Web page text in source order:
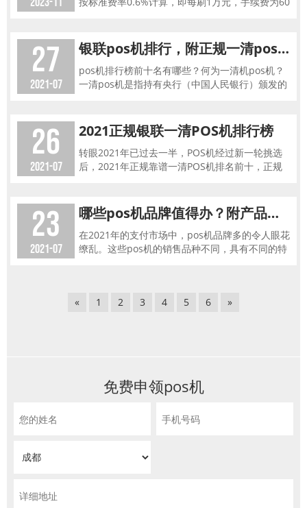
27
2021-07
银联pos机排行，附正规一清pos机查询步骤！
pos机排行榜前十名有哪些？何为一清机pos机？
一清pos机是指持有央行（中国人民银行）颁发的
26
2021-07
2021正规银联一清POS机排行榜
转眼2021年已过去一半，POS机经过新一轮挑选
后，2021年正规靠谱一清POS机排名前十，正规
23
2021-07
哪些pos机品牌值得办？附产品特点和排名依据干货指南！
在2021年的支付市场中，pos机品牌多的令人眼花
缭乱。这些pos机的销售品种不同，具有不同的特
«
1 2 3 4 5 6 »
免费申领pos机